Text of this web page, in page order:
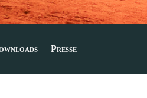
Presse